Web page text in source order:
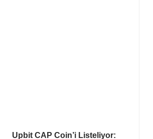
Upbit CAP Coin’i Listeliyor: